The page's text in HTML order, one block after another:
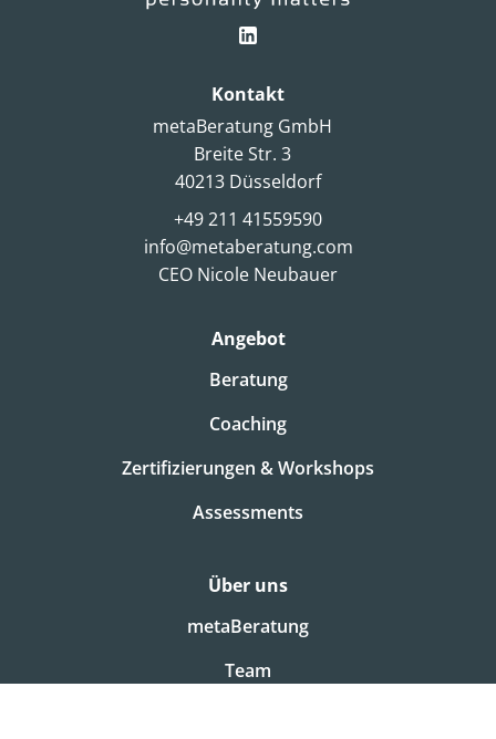
Kontakt
metaBeratung GmbH
Breite Str. 3
40213 Düsseldorf
+49 211 41559590
info@metaberatung.com
CEO Nicole Neubauer
Angebot
Beratung
Coaching
Zertifizierungen & Workshops
Assessments
Über uns
metaBeratung
Team